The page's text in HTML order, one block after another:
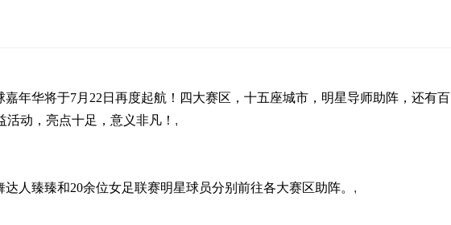
嘉年华将于7月22日再度起航！四大赛区，十五座城市，明星导师助阵，还有百
动，亮点十足，意义非凡！ ,
人臻臻和20余位女足联赛明星球员分别前往各大赛区助阵。 ,